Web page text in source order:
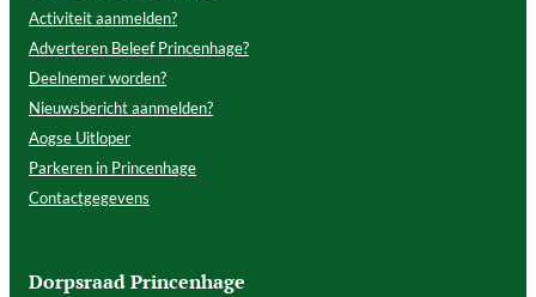
Activiteit aanmelden?
Adverteren Beleef Princenhage?
Deelnemer worden?
Nieuwsbericht aanmelden?
Aogse Uitloper
Parkeren in Princenhage
Contactgegevens
Dorpsraad Princenhage